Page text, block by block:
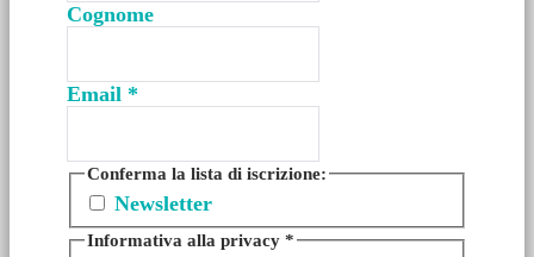
Cognome
Email *
Conferma la lista di iscrizione:
Newsletter
Informativa alla privacy*